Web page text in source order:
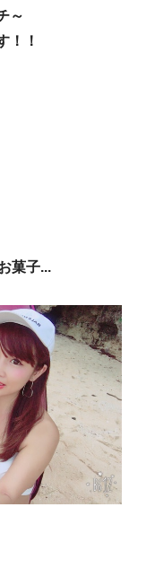
～
！！
菓子...